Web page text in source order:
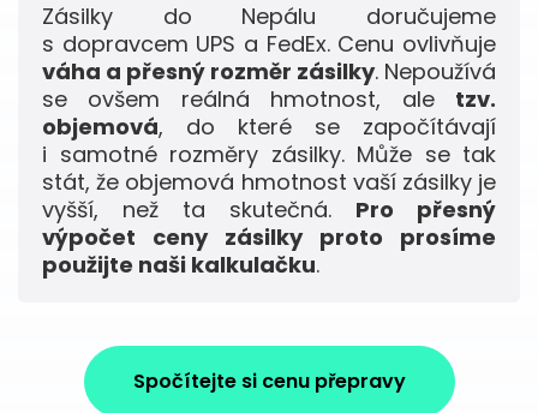
Zásilky do Nepálu doručujeme
s dopravcem UPS a FedEx. Cenu ovlivňuje
váha a přesný rozměr zásilky. Nepoužívá
se ovšem reálná hmotnost, ale tzv.
objemová, do které se započítávají
i samotné rozměry zásilky. Může se tak
stát, že objemová hmotnost vaší zásilky je
vyšší, než ta skutečná. Pro přesný
výpočet ceny zásilky proto prosíme
použijte naši kalkulačku.
Spočítejte si cenu přepravy